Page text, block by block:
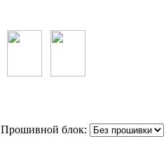
Прошивной блок: